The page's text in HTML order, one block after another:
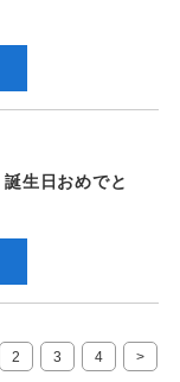
生日おめでと
2 3 4 >